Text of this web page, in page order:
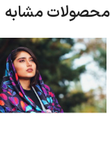
محصولات مشابه